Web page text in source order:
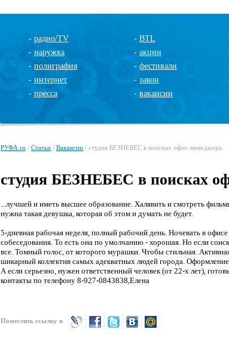
- радио/TV
- наружка
- полиграфия
- интернет
- пресса
- BTL
- акции
- фестивали
- закон
- вакансии
РУФА.ru / Статьи / Вакансии / студия БЕЗНЕБЕС в поисках офис-менеджера.
студия БЕЗНЕБЕС в поисках
...лучшей и иметь высшее образование. Халявить и смотреть
нужна такая девушка, которая об этом и думать не будет.
5-дневная рабочая неделя, полный рабочий день. Ночевать в
собеседования. То есть она по умолчанию - хорошая. Но если
все. Томный голос, от которого мурашки. Чтобы стильная.
шикарный коллектив самых адекватных людей города.
А если серьезно, нужен ответственный человек (от 22-х лет),
контакты по телефону 8-927-0843838,Елена
Поместить ссылку в